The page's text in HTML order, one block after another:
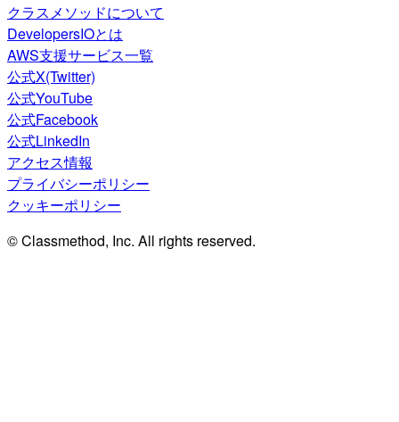
クラスメソッドについて
DevelopersIOとは
AWS支援サービス一覧
公式X(Twitter)
公式YouTube
公式Facebook
公式LinkedIn
アクセス情報
プライバシーポリシー
クッキーポリシー
© Classmethod, Inc. All rights reserved.